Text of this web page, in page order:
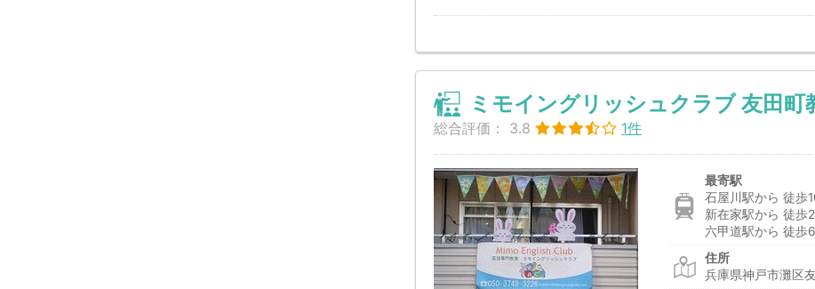
ミモイングリッシュクラブ 友田町
総合評価： 3.8 1件
最寄駅
石屋川駅から 徒歩
新在家駅から 徒歩
六甲道駅から 徒歩
住所
兵庫県神戸市灘区